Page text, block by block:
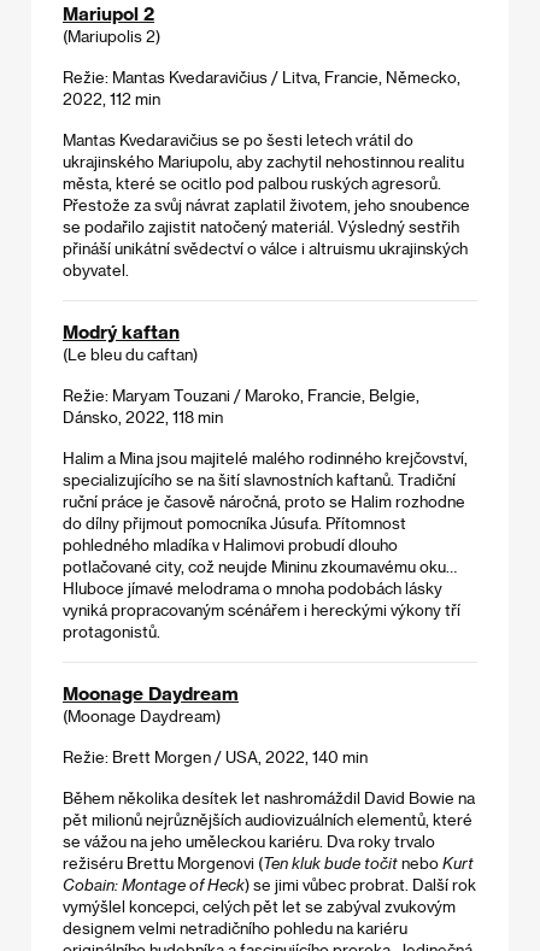
Mariupol 2
(Mariupolis 2)
Režie: Mantas Kvedaravičius / Litva, Francie, Německo,
2022, 112 min
Mantas Kvedaravičius se po šesti letech vrátil do
ukrajinského Mariupolu, aby zachytil nehostinnou realitu
města, které se ocitlo pod palbou ruských agresorů.
Přestože za svůj návrat zaplatil životem, jeho snoubence
se podařilo zajistit natočený materiál. Výsledný sestřih
přináší unikátní svědectví o válce i altruismu ukrajinských
obyvatel.
Modrý kaftan
(Le bleu du caftan)
Režie: Maryam Touzani / Maroko, Francie, Belgie,
Dánsko, 2022, 118 min
Halim a Mina jsou majitelé malého rodinného krejčovství,
specializujícího se na šití slavnostních kaftanů. Tradiční
ruční práce je časově náročná, proto se Halim rozhodne
do dílny přijmout pomocníka Júsufa. Přítomnost
pohledného mladíka v Halimovi probudí dlouho
potlačované city, což neujde Mininu zkoumavému oku…
Hluboce jímavé melodrama o mnoha podobách lásky
vyniká propracovaným scénářem i hereckými výkony tří
protagonistů.
Moonage Daydream
(Moonage Daydream)
Režie: Brett Morgen / USA, 2022, 140 min
Během několika desítek let nashromáždil David Bowie na
pět milionů nejrůznějších audiovizuálních elementů, které
se vážou na jeho uměleckou kariéru. Dva roky trvalo
režiséru Brettu Morgenovi (Ten kluk bude točit nebo Kurt
Cobain: Montage of Heck) se jimi vůbec probrat. Další rok
vymýšlel koncepci, celých pět let se zabýval zvukovým
designem velmi netradičního pohledu na kariéru